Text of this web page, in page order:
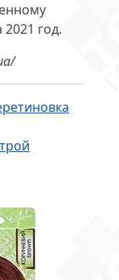
год.